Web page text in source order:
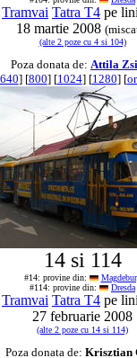
Tramvai Tatra T4 pe
18 martie 2008
(alte 2 poze cu 4 si 104)
Poza donata de: Attila
640] [800] [1024] [1280] [
14 si 114
#14: provine din:
#114: provine din:
Dresda
Tramvai Tatra T4 pe
27 februarie 2008
(alte 2 poze cu 14 si 114)
Poza donata de: Krisztian